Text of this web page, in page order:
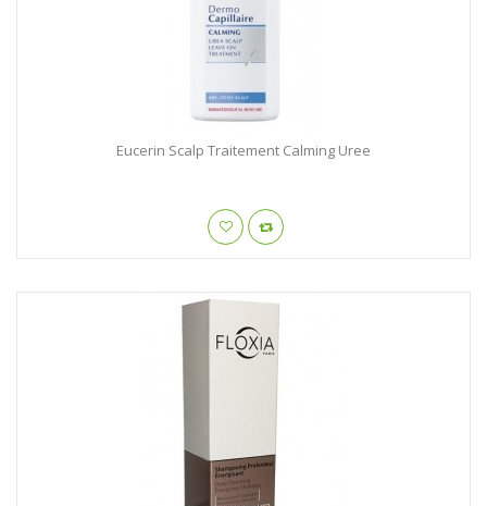
Eucerin Scalp Traitement Calming Uree